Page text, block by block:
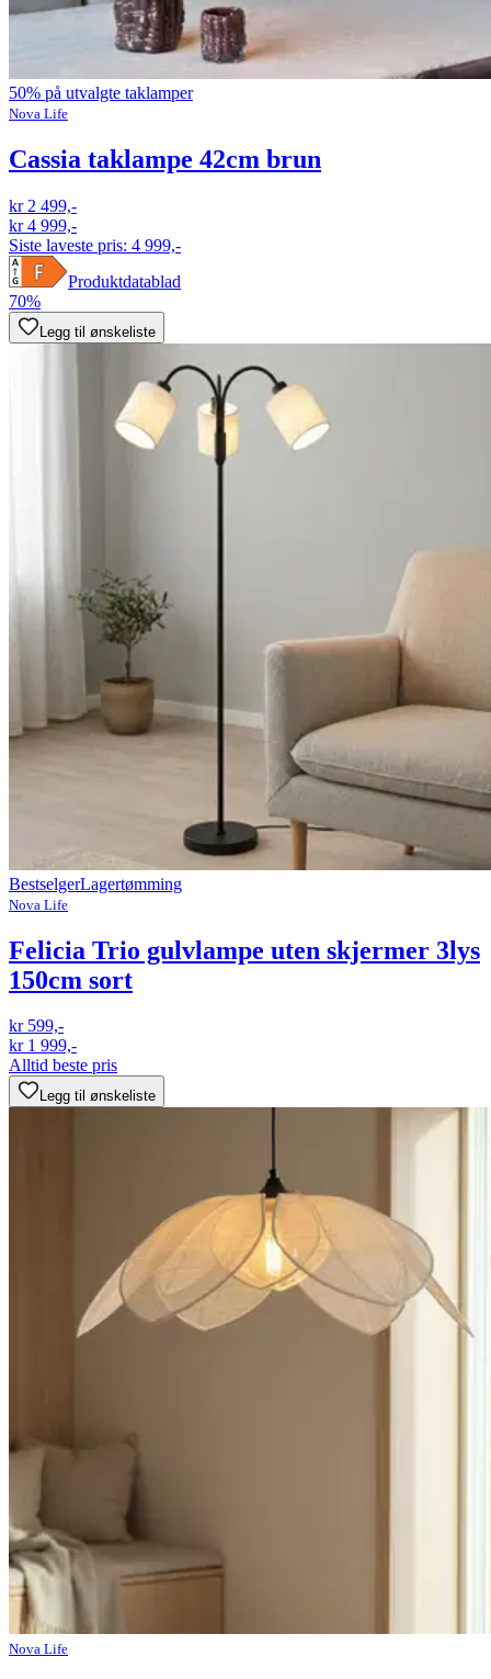
50% på utvalgte taklamper
Nova Life
Cassia taklampe 42cm brun
kr 2 499,-
kr 4 999,-
Siste laveste pris: 4 999,-
Produktdatablad
70%
Legg til ønskeliste
BestselgerLagertømming
Nova Life
Felicia Trio gulvlampe uten skjermer 3lys
150cm sort
kr 599,-
kr 1 999,-
Alltid beste pris
Legg til ønskeliste
Nova Life